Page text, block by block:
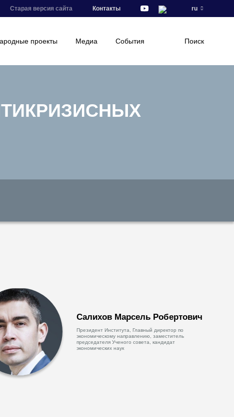
Старая версия сайта Контакты ru
проекты Медиа События Поиск
Салихов Марсель Робертович
Президент Института, Главный директор по
экономическому направлению, заместитель
председателя Ученого совета, кандидат
экономических наук